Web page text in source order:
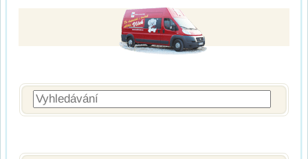
Vyhledávání